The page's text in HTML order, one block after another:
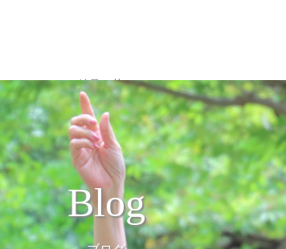
いて 結晶の花アート Gallery
Blog